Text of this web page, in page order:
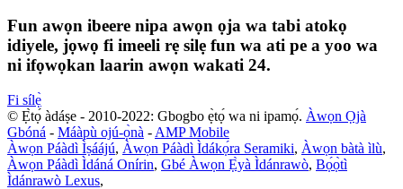
Fun awọn ibeere nipa awọn ọja wa tabi atokọ
idiyele, jọwọ fi imeeli rẹ silẹ fun wa ati pe a yoo wa
ni ifọwọkan laarin awọn wakati 24.
Fi sílẹ̀
© Ẹ̀tọ́ àdáṣe - 2010-2022: Gbogbo ẹ̀tọ́ wa ni ipamọ́. Àwọn Ọjà
Gbóná - Máàpù ojú-ọ̀nà - AMP Mobile
Àwọn Páàdì Ìṣáájú, Àwọn Páàdì Ìdákọ́ra Seramiki, Àwọn bàtà ìlù,
Àwọn Páàdì Ìdáná Onírin, Gbé Àwọn Ẹ̀yà Ìdánrawò, Bọ́ọ̀tì
Ìdánrawò Lexus,